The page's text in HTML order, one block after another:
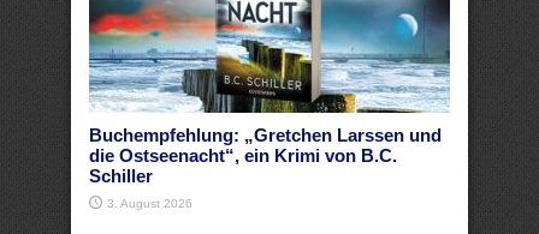
Buchempfehlung: „Gretchen Larssen und
die Ostseenacht“, ein Krimi von B.C.
Schiller
3. August 2026